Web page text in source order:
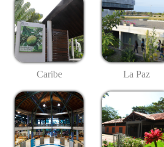
Caribe La Paz